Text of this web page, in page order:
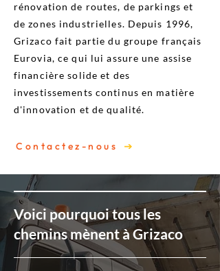
rénovation de routes, de parkings et
de zones industrielles. Depuis 1996,
Grizaco fait partie du groupe français
Eurovia, ce qui lui assure une assise
financière solide et des
investissements continus en matière
d'innovation et de qualité.
Contactez-nous
Voici pourquoi tous les
chemins mènent à Grizaco